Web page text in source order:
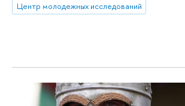
Центр молодежных исследований